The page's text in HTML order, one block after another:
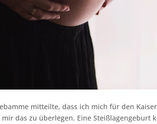
mitteilte, dass ich mich für den
das zu überlegen. Eine Steißlagengeburt